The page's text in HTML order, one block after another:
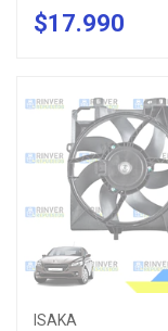
$17.990
ISAKA